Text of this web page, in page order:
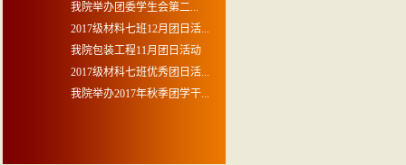
​我院举办团委学生会第二...
2017级材料七班12月团日活...
我院包装工程11月团日活动
2017级材科七班优秀团日活...
我院举办2017年秋季团学干...